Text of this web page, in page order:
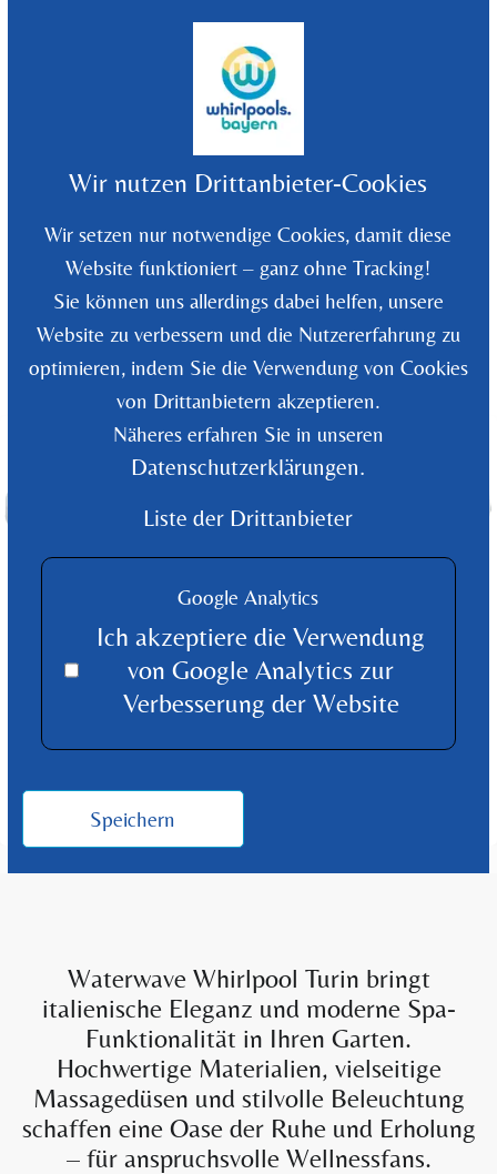
Whirlpools Bayern - Rüdiger Wolf
Wir nutzen Drittanbieter-Cookies
Wir setzen nur notwendige Cookies, damit diese
Website funktioniert – ganz ohne Tracking!
Sie können uns allerdings dabei helfen, unsere
Website zu verbessern und die Nutzererfahrung zu
optimieren, indem Sie die Verwendung von Cookies
von Drittanbietern akzeptieren.
Näheres erfahren Sie in unseren
Datenschutzerklärungen.
Liste der Drittanbieter
Google Analytics
Ich akzeptiere die Verwendung
von Google Analytics zur
Verbesserung der Website
Speichern
Zurück zur Übersicht
Turin
Waterwave Whirlpool Turin bringt
italienische Eleganz und moderne Spa-
Funktionalität in Ihren Garten.
Hochwertige Materialien, vielseitige
Massagedüsen und stilvolle Beleuchtung
schaffen eine Oase der Ruhe und Erholung
– für anspruchsvolle Wellnessfans.